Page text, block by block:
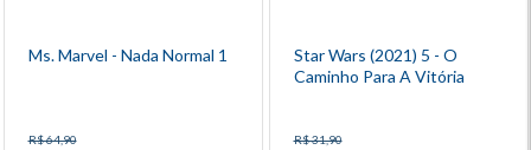
Ms. Marvel - Nada Normal 1
R$ 64,90
Star Wars (2021) 5 - O
Caminho Para A Vitória
R$ 31,90